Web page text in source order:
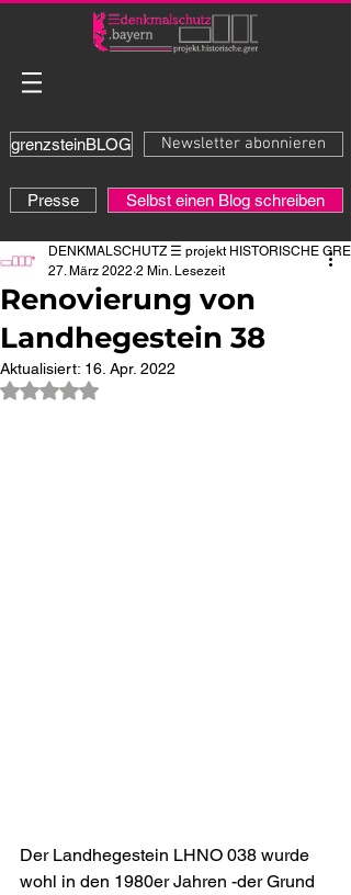
grenzsteinBLOG
Presse
Newsletter abonnieren
Selbst einen Blog schreiben
Renovierung von
Landhegestein 38
DENKMALSCHUTZ ☰ projekt HISTORISCHE
27. März 2022 2 Min. Lesezeit
Aktualisiert: 16. Apr. 2022
Mit NaN von 5 Sternen bewertet.
Der Landhegestein LHNO 038 wurde
wohl in den 1980er Jahren -der Grund